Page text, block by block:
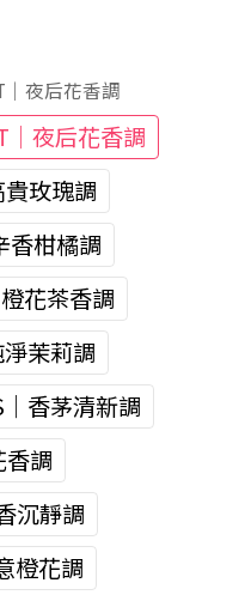
｜夜后花香調
｜夜后花香調
貴玫瑰調
香柑橘調
花茶香調
茉莉調
｜香茅清新調
香調
沉靜調
橙花調